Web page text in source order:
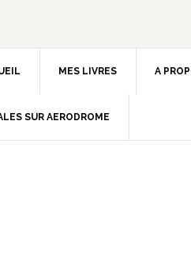
MES LIVRES A
SUR AERODROME